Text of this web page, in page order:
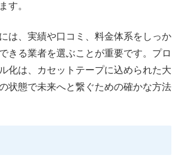
す。
は、実績や口コミ、料金体系をしっか
きる業者を選ぶことが重要です。プロ
化は、カセットテープに込められた大
状態で未来へと繋ぐための確かな方法